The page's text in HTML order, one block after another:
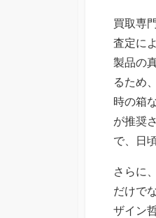
買取専
査定に
製品の
るため
時の箱
が推奨
で、日
さらに
だけで
ザイン